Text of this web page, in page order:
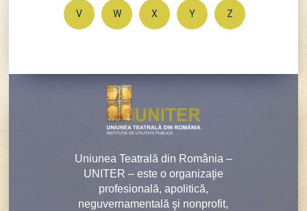
V W X Y Z
Uniunea Teatrală din România –
UNITER – este o organizaţie
profesională, apolitică,
neguvernamentală şi nonprofit,